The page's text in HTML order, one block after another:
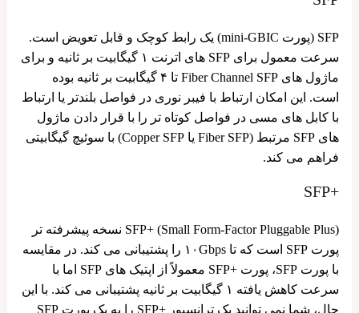
SFP (پورت mini-GBIC) یک رابط کوچک و قابل تعویض است.
سرعت معمول برای SFP های اترنت ۱ گیگابیت بر ثانیه و برای
ماژول‌ های Fiber Channel SFP تا ۴ گیگابیت بر ثانیه بوده
است. این امکان ارتباط با فیبر نوری در فواصل بلندتر یا ارتباط
با کابل ‌های مسی در فواصل کوتاه تر را با قرار دادن ماژول
‌های SFP مرتبط (Fiber SFP یا Copper SFP) با سوئیچ گیگابیتی
فراهم می کند.
+SFP
SFP+ (Small Form-Factor Pluggable Plus) نسخه پیشرفته تر
پورت SFP است که تا ۱۰Gbps را پشتیبانی می ‌کند. در مقایسه
با پورت SFP، پورت +SFP معمولاً از اپتیک‌ های SFP اما با
سرعت کاهش ‌یافته ۱ گیگابیت بر ثانیه پشتیبانی می‌ کند. با این
حال، شما نمی ‌توانید یک ترانسیور +SFP را به یک پورت SFP